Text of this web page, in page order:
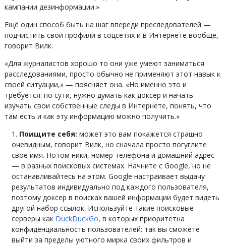
кампании дезинформации.»
Ещё один способ быть на шаг впереди преследователей —
подчистить свои профили в соцсетях и в Интернете вообще,
говорит Вилк.
«Для журналистов хорошо то они уже умеют заниматься
расследованиями, просто обычно не применяют этот навык к
своей ситуации,» — поясняет она. «Но именно это и
требуется: по сути, нужно думать как доксер и начать
изучать свои собственные следы в Интернете, понять, что
там есть и как эту информацию можно получить.»
Поищите себя: может это вам покажется страшно
очевидным, говорит Вилк, но сначала просто погуглите
своё имя. Потом ники, номер телефона и домашний адрес
— в разных поисковых системах. Начните с Google, но не
останавливайтесь на этом. Google настраивает выдачу
результатов индивидуально под каждого пользователя,
поэтому доксер в поисках вашей информации будет видеть
другой набор ссылок. Используйте такие поисковые
серверы как DuckDuckGo, в которых приоритетна
конфиденциальность пользователей: так вы сможете
выйти за пределы уютного мирка своих фильтров и